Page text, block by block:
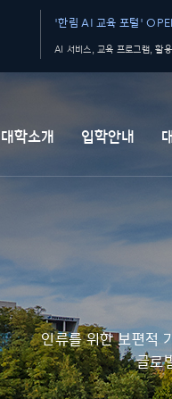
'한림 AI 교육 포털'
AI 서비스, 교육 프로그램, 활
대학소개 입학안내
인류를 위한 보편적
글로